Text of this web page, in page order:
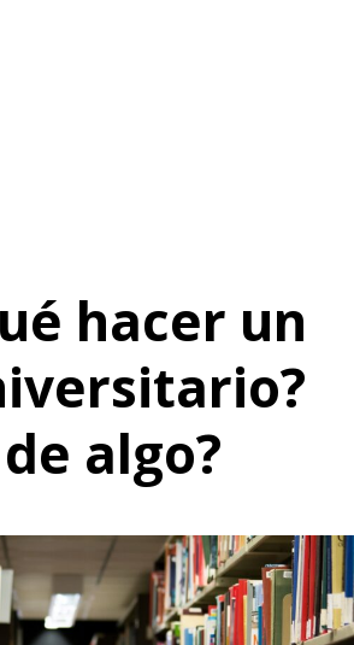
hacer un
algo?